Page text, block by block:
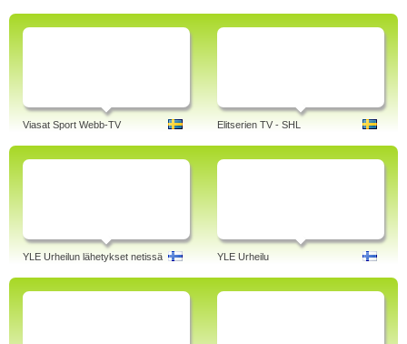
Viasat Sport Webb-TV Elitserien TV - SHL
YLE Urheilun lähetykset netissä YLE Urheilu